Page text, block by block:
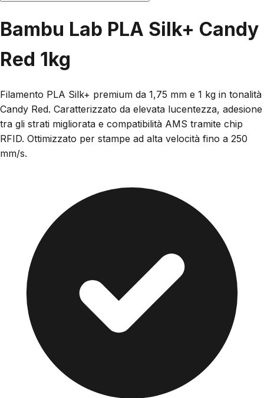
Bambu Lab PLA Silk+ Candy
Red 1kg
Filamento PLA Silk+ premium da 1,75 mm e 1 kg in tonalità
Candy Red. Caratterizzato da elevata lucentezza, adesione
tra gli strati migliorata e compatibilità AMS tramite chip
RFID. Ottimizzato per stampe ad alta velocità fino a 250
mm/s.